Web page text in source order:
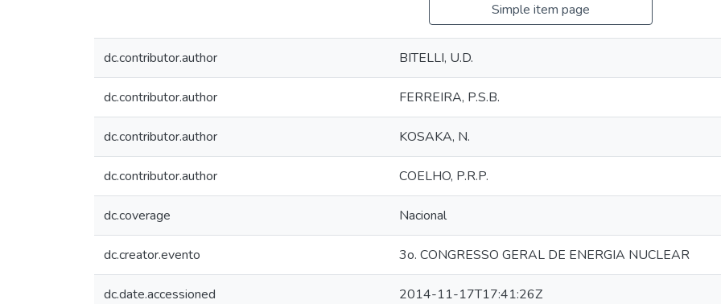
Simple item page
dc.contributor.author BITELLI, U.D.
dc.contributor.author FERREIRA, P.S.B.
dc.contributor.author KOSAKA, N.
dc.contributor.author COELHO, P.R.P.
dc.coverage Nacional
dc.creator.evento 3o. CONGRESSO GERAL DE ENERGIA NUCLEAR
dc.date.accessioned 2014-11-17T17:41:26Z